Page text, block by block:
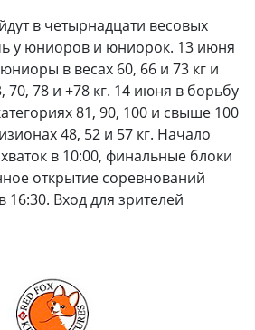
в четырнадцати весовых
у юниоров и юниорок. 13 июня
в весах 60, 66 и 73 кг и
70, 78 и +78 кг. 14 июня в борьбу
81, 90, 100 и свыше 100
48, 52 и 57 кг. Начало
в 10:00, финальные блоки
открытие соревнований
16:30. Вход для зрителей